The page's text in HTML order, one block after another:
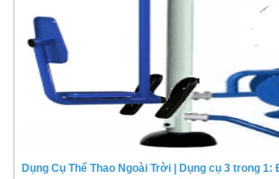
Dụng Cụ Thể Thao Ngoài Trời | Dụng cụ 3 trong